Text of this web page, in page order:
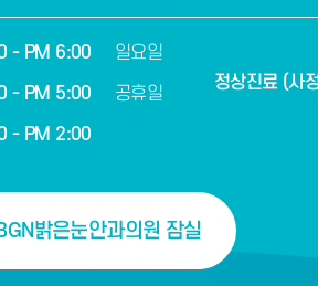
- PM 6:00 일요일
- PM 5:00 공휴일
정상진료 (사
- PM 2:00
밝은눈안과의원 잠실